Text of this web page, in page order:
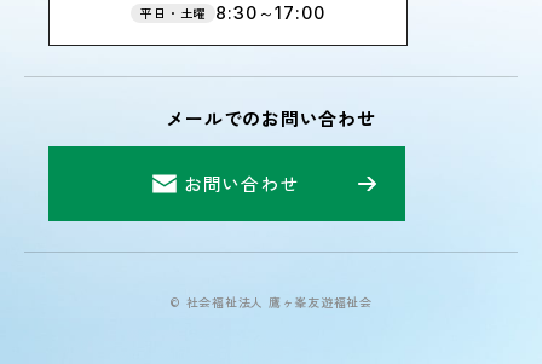
平日・土曜 8:30～17:00
メールでのお問い合わせ
お問い合わせ
© 社会福祉法人 鷹ヶ峯友遊福祉会